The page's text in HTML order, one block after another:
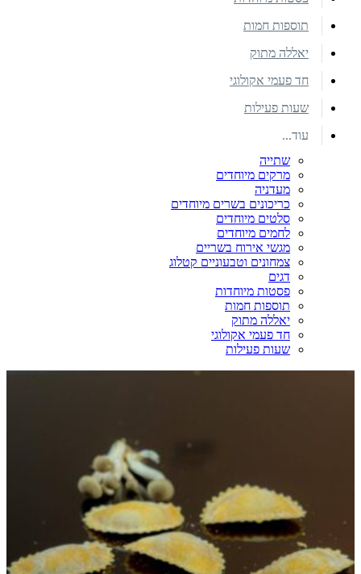
תוספות חמות
יאללה מתוק
חד פעמי אקולוגי
שעות פעילות
עוד...
שתייה
מרקים מיוחדים
מעדניה
כריכונים בשרים מיוחדים
סלטים מיוחדים
לחמים מיוחדים
מגשי אירוח בשריים
צמחונים וטבעוניים קטלוג
דגים
פסטות מיוחדות
תוספות חמות
יאללה מתוק
חד פעמי אקולוגי
שעות פעילות